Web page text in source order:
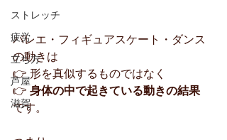
ストレッチ
疲労
立ち方
芦屋
滋賀
バレエ・フィギュアスケート・ダンス
の動きは
👉 形を真似するものではなく
👉 身体の中で起きている動きの結果
です。